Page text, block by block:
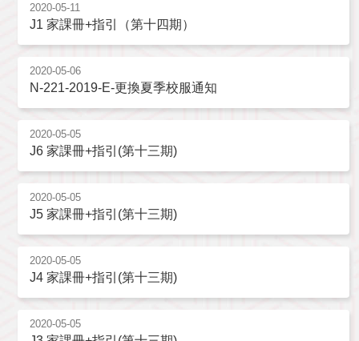
2020-05-11
J1 家課冊+指引（第十四期）
2020-05-06
N-221-2019-E-更換夏季校服通知
2020-05-05
J6 家課冊+指引(第十三期)
2020-05-05
J5 家課冊+指引(第十三期)
2020-05-05
J4 家課冊+指引(第十三期)
2020-05-05